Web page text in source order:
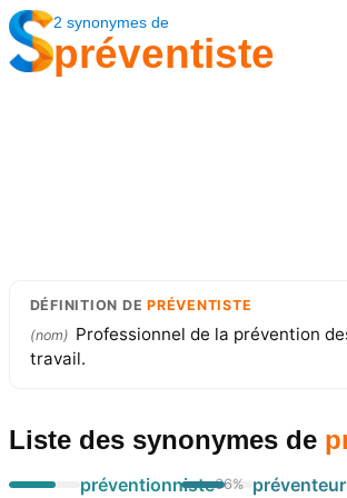
2 synonymes de
préventiste
DÉFINITION DEPRÉVENTISTE
(nom) Professionnel de la prévention
travail.
Liste des synonymes de
préventionniste66% préventeur